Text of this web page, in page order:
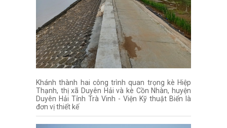
Khánh thành hai công trình quan trọng kè Hiệp
Thạnh, thị xã Duyên Hải và kè Cồn Nhàn, huyện
Duyên Hải Tỉnh Trà Vinh - Viện Kỹ thuật Biển là
đơn vị thiết kế